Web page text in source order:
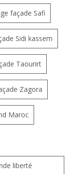
façade Safi
Sidi kassem
Taourirt
Zagora
Maroc
liberté